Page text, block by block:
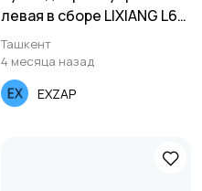
левая в сборе LIXIANG L6
LAA61021130AWB
Ташкент
4 месяца назад
EXZAP